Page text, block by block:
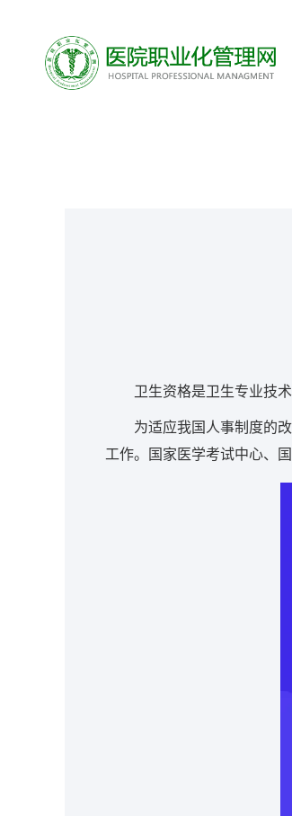
卫生资格是卫生专业技
为适应我国人事制度的
工作。国家医学考试中心、